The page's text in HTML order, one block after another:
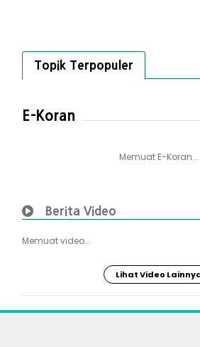
Topik Terpopuler
E-Koran
Memuat E-Koran...
Berita Video
Memuat video...
Lihat Video